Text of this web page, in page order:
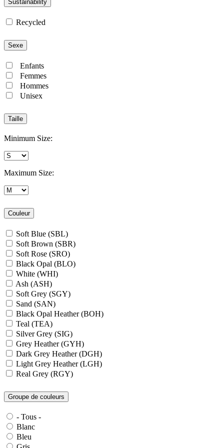
Sustainability
Recycled
Sexe
Enfants
Femmes
Hommes
Unisex
Taille
Minimum Size:
Maximum Size:
Couleur
Soft Blue (SBL)
Soft Brown (SBR)
Soft Rose (SRO)
Black Opal (BLO)
White (WHI)
Ash (ASH)
Soft Grey (SGY)
Sand (SAN)
Black Opal Heather (BOH)
Teal (TEA)
Silver Grey (SIG)
Grey Heather (GYH)
Dark Grey Heather (DGH)
Light Grey Heather (LGH)
Real Grey (RGY)
Granite Grey (GRG)
Grey Steel (GRS)
Dark Grey Melange (DGM)
Blue Midnight Heather (BMH)
Scarlet Red Heather (SRH)
Gold (GLD)
Groupe de couleurs
- Tous -
Blanc
Bleu